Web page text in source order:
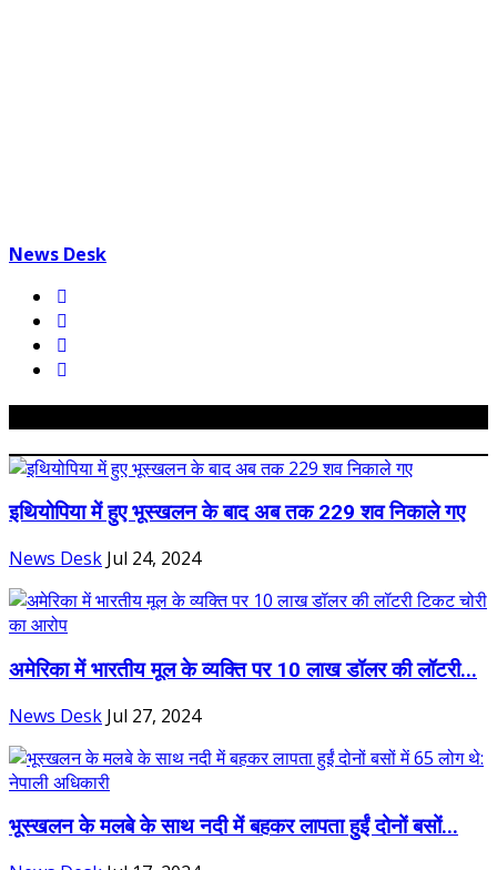
News Desk
इथियोपिया में हुए भूस्खलन के बाद अब तक 229 शव निकाले गए
News Desk Jul 24, 2024
अमेरिका में भारतीय मूल के व्यक्ति पर 10 लाख डॉलर की लॉटरी...
News Desk Jul 27, 2024
भूस्खलन के मलबे के साथ नदी में बहकर लापता हुईं दोनों बसों...